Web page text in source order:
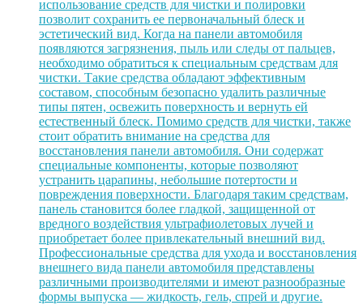
использование средств для чистки и полировки
позволит сохранить ее первоначальный блеск и
эстетический вид. Когда на панели автомобиля
появляются загрязнения, пыль или следы от пальцев,
необходимо обратиться к специальным средствам для
чистки. Такие средства обладают эффективным
составом, способным безопасно удалить различные
типы пятен, освежить поверхность и вернуть ей
естественный блеск. Помимо средств для чистки, также
стоит обратить внимание на средства для
восстановления панели автомобиля. Они содержат
специальные компоненты, которые позволяют
устранить царапины, небольшие потертости и
повреждения поверхности. Благодаря таким средствам,
панель становится более гладкой, защищенной от
вредного воздействия ультрафиолетовых лучей и
приобретает более привлекательный внешний вид.
Профессиональные средства для ухода и восстановления
внешнего вида панели автомобиля представлены
различными производителями и имеют разнообразные
формы выпуска — жидкость, гель, спрей и другие.